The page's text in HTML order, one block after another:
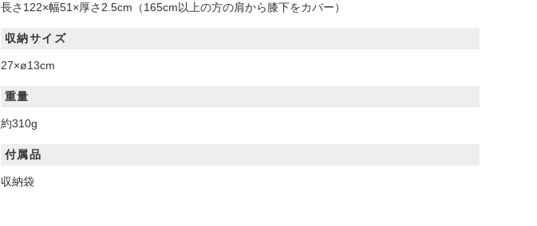
長さ122×幅51×厚さ2.5cm（165cm以上の方の肩から膝下をカバー）
収納サイズ
27×ø13cm
重量
約310g
付属品
収納袋